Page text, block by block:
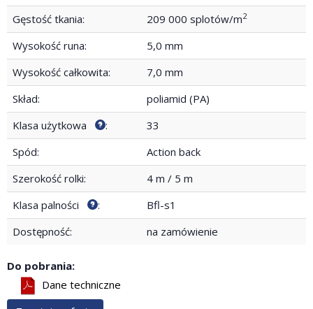
Gęstość tkania: 209 000 splotów/m2
Wysokość runa:
5,0 mm
Wysokość całkowita:
7,0 mm
Skład:
poliamid (PA)
Klasa użytkowa
:
33
Spód:
Action back
Szerokość rolki:
4 m / 5 m
Klasa palności
:
Bfl-s1
Dostępność:
na zamówienie
Do pobrania:
Dane techniczne